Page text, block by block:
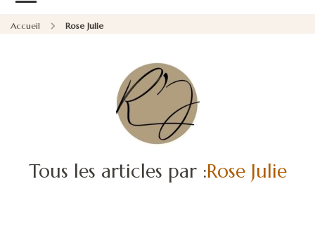
Accueil Rose Julie
Tous les articles par :Rose Julie